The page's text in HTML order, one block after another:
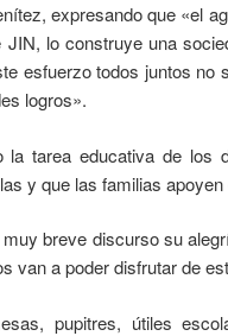
expresando que «el
lo construye una
esfuerzo todos juntos no
logros».
tarea educativa de los
y que las familias apoyen
breve discurso su
van a poder disfrutar de
pupitres, útiles